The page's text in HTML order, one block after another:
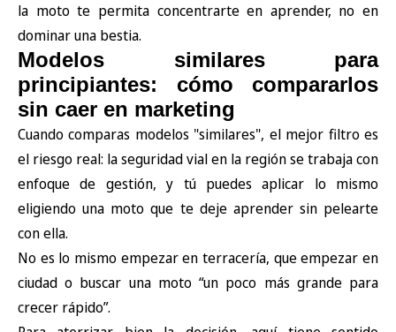
la moto te permita concentrarte en aprender, no en
dominar una bestia.
Modelos similares para
principiantes: cómo compararlos
sin caer en marketing
Cuando comparas modelos "similares", el mejor filtro es
el riesgo real: laseguridad vial en la regiónse trabaja con
enfoque de gestión, y tú puedes aplicar lo mismo
eligiendo una moto que te deje aprender sin pelearte
con ella.
No es lo mismo empezar en terracería, que empezar en
ciudad o buscar una moto “un poco más grande para
crecer rápido”.